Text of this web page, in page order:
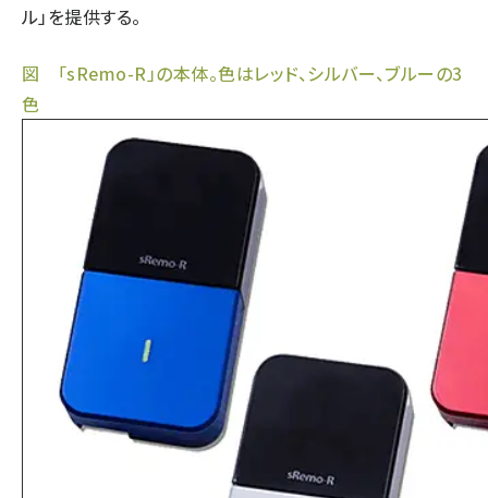
ル」を提供する。
図 「sRemo-R」の本体。色はレッド、シルバー、ブルーの3
色